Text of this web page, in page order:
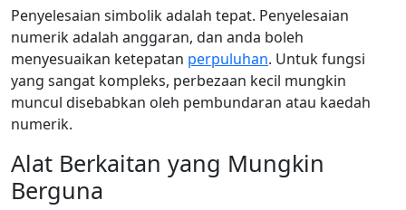
Penyelesaian simbolik adalah tepat. Penyelesaian
numerik adalah anggaran, dan anda boleh
menyesuaikan ketepatan perpuluhan. Untuk fungsi
yang sangat kompleks, perbezaan kecil mungkin
muncul disebabkan oleh pembundaran atau kaedah
numerik.
Alat Berkaitan yang Mungkin
Berguna